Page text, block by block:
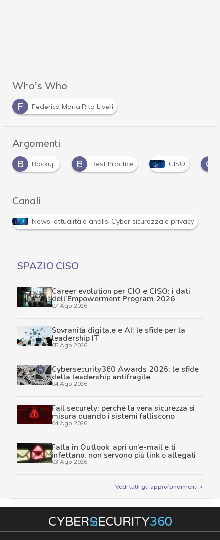
Who's Who
F
Federica Maria Rita Livelli
Argomenti
B
Backup B Best Practice CISO C
Canali
News, attualità e analisi Cyber sicurezza e privacy
SPAZIO CISO
Career evolution per CIO e CISO: i dati
dell’Empowerment Program 2026
07 Ago 2026
Sovranità digitale e AI: le sfide per la
leadership IT
05 Ago 2026
Cybersecurity360 Awards 2026: le sfide
della leadership antifragile
04 Ago 2026
Fail securely: perché la vera sicurezza si
misura quando i sistemi falliscono
04 Ago 2026
Falla in Outlook: apri un’e-mail e ti
infettano, non servono più link o allegati
03 Ago 2026
Vedi tutti gli approfondimenti >